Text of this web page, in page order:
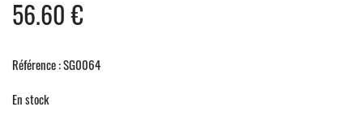
56.60€
Référence : SG0064
En stock